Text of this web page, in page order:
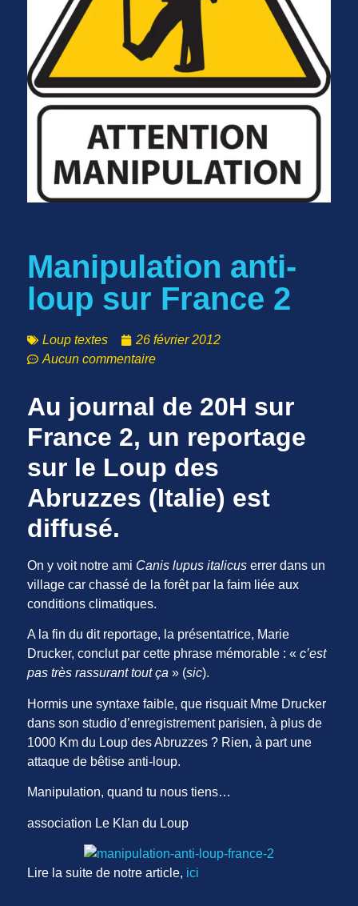
Manipulation anti-
loup sur France 2
Loup textes
26 février 2012
Aucun commentaire
Au journal de 20H sur
France 2, un reportage
sur le Loup des
Abruzzes (Italie) est
diffusé.
On y voit notre ami Canis lupus italicus errer dans un
village car chassé de la forêt par la faim liée aux
conditions climatiques.
A la fin du dit reportage, la présentatrice, Marie
Drucker, conclut par cette phrase mémorable : «c’est
pas très rassurant tout ça » (sic).
Hormis une syntaxe faible, que risquait Mme Drucker
dans son studio d’enregistrement parisien, à plus de
1000 Km du Loup des Abruzzes ? Rien, à part une
attaque de bêtise anti-loup.
Manipulation, quand tu nous tiens…
association Le Klan du Loup
Lire la suite de notre article, ici